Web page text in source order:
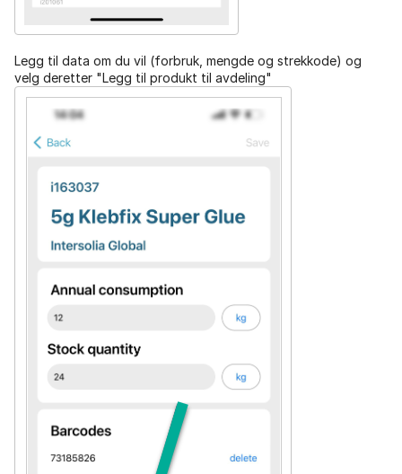
Legg til data om du vil (forbruk, mengde og strekkode) og
velg deretter "Legg til produkt til avdeling"